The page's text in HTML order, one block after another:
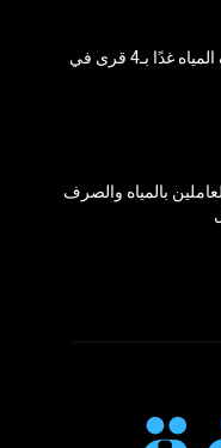
لمدة 16 ساعة.. ضعف المياه غدًا بـ4 قرى في
بالمياه والصرف